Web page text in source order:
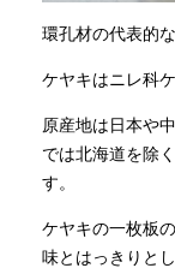
環孔材の代表的
ケヤキはニレ科
原産地は日本や
では北海道を除
す。
ケヤキの一枚板
味とはっきりと